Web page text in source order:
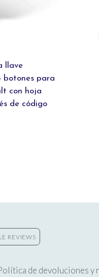
llave
botones para
con hoja
de código
REVIEWS
de devoluciones y